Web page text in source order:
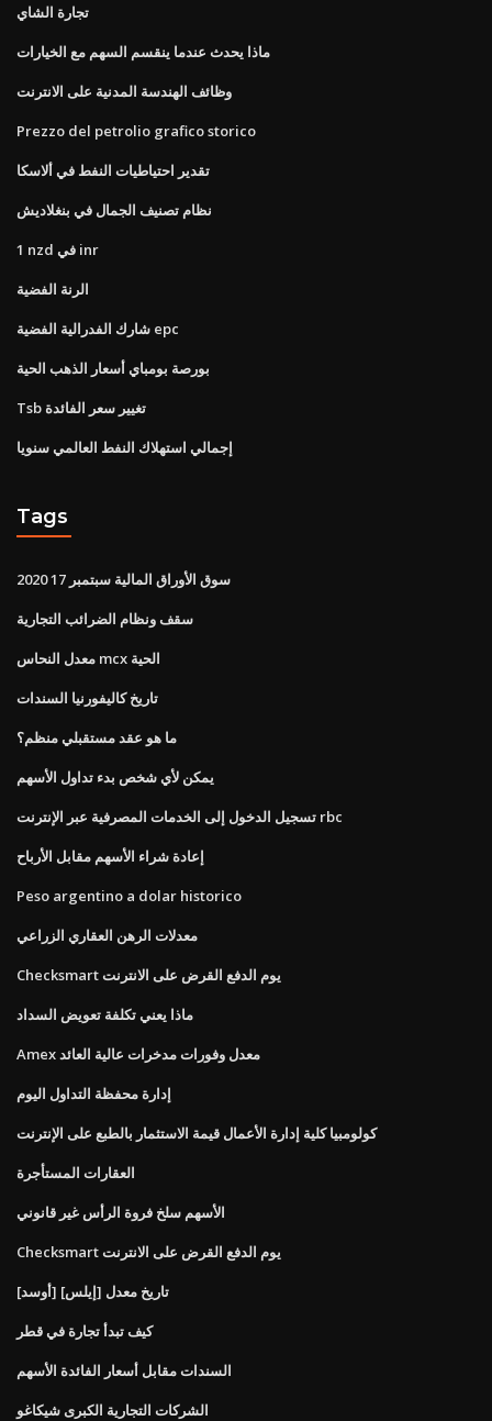
تجارة الشاي
ماذا يحدث عندما ينقسم السهم مع الخيارات
وظائف الهندسة المدنية على الانترنت
Prezzo del petrolio grafico storico
تقدير احتياطيات النفط في ألاسكا
نظام تصنيف الجمال في بنغلاديش
1 nzd في inr
الرنة الفضية
شارك الفدرالية الفضية epc
بورصة بومباي أسعار الذهب الحية
Tsb تغيير سعر الفائدة
إجمالي استهلاك النفط العالمي سنويا
Tags
سوق الأوراق المالية سبتمبر 17 2020
سقف ونظام الضرائب التجارية
معدل النحاس mcx الحية
تاريخ كاليفورنيا السندات
ما هو عقد مستقبلي منظم؟
يمكن لأي شخص بدء تداول الأسهم
تسجيل الدخول إلى الخدمات المصرفية عبر الإنترنت rbc
إعادة شراء الأسهم مقابل الأرباح
Peso argentino a dolar historico
معدلات الرهن العقاري الزراعي
Checksmart يوم الدفع القرض على الانترنت
ماذا يعني تكلفة تعويض السداد
Amex معدل وفورات مدخرات عالية العائد
إدارة محفظة التداول اليوم
كولومبيا كلية إدارة الأعمال قيمة الاستثمار بالطبع على الإنترنت
العقارات المستأجرة
الأسهم سلخ فروة الرأس غير قانوني
Checksmart يوم الدفع القرض على الانترنت
[أوسد] [إيلس] تاريخ معدل
كيف تبدأ تجارة في قطر
السندات مقابل أسعار الفائدة الأسهم
الشركات التجارية الكبرى شيكاغو